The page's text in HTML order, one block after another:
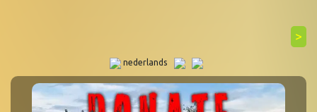
>
nederlands